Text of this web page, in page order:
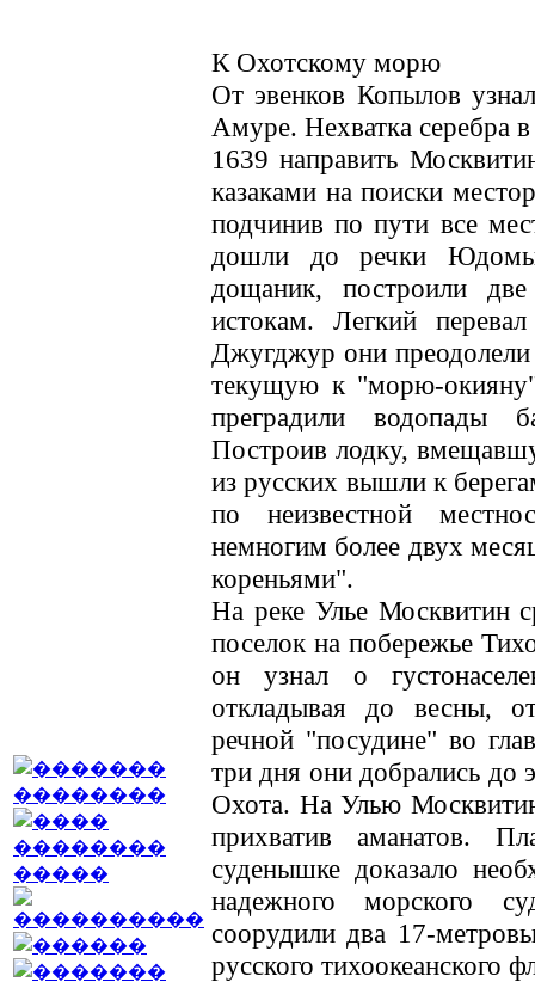
К Охотскому морю
От эвенков Копылов
Амуре. Нехватка серебра в
1639 направить
казаками на поиски
подчинив по пути все
дошли до речки
дощаник, построили
истокам. Легкий
Джугджур они
текущую к "морю-
преградили водопады
Построив лодку,
из русских вышли к
по неизвестной
немногим более двух
кореньями".
На реке Улье Москвитин
поселок на побережье
он узнал о
откладывая до весны,
речной "посудине" во
три дня они добрались до
Охота. На Улью Москвитин
прихватив аманатов.
суденышке доказало
надежного морского
соорудили два 17-
русского тихоокеанского